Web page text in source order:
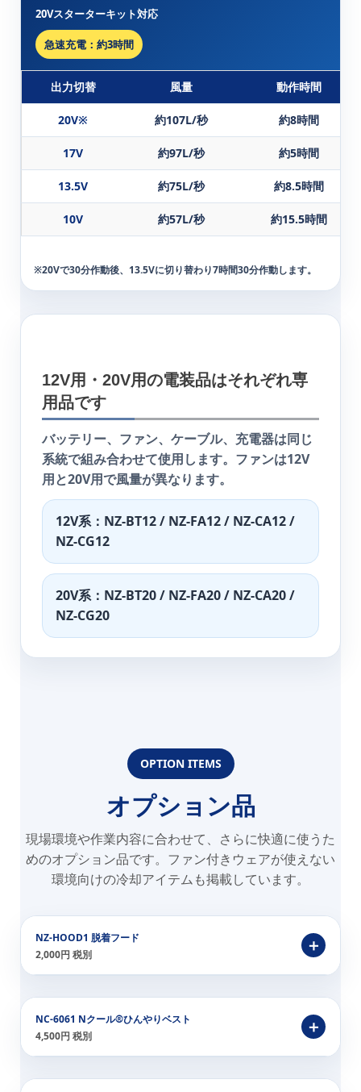
20Vスターターキット対応
急速充電：約3時間
出力切替 風量 動作時間
20V※ 約107L/秒 約8時間
17V 約97L/秒 約5時間
13.5V 約75L/秒 約8.5時間
10V 約57L/秒 約15.5時間
※20Vで30分作動後、13.5Vに切り替わり7時間30分作動します。
12V用・20V用の電装品はそれぞれ専
用品です
バッテリー、ファン、ケーブル、充電器は同じ
系統で組み合わせて使用します。ファンは12V
用と20V用で風量が異なります。
12V系：NZ-BT12 / NZ-FA12 / NZ-CA12 /
NZ-CG12
20V系：NZ-BT20 / NZ-FA20 / NZ-CA20 /
NZ-CG20
OPTION ITEMS
オプション品
現場環境や作業内容に合わせて、さらに快適に使うた
めのオプション品です。ファン付きウェアが使えない
環境向けの冷却アイテムも掲載しています。
NZ-HOOD1 脱着フード
2,000円 税別
NC-6061 Nクール®ひんやりベスト
4,500円 税別